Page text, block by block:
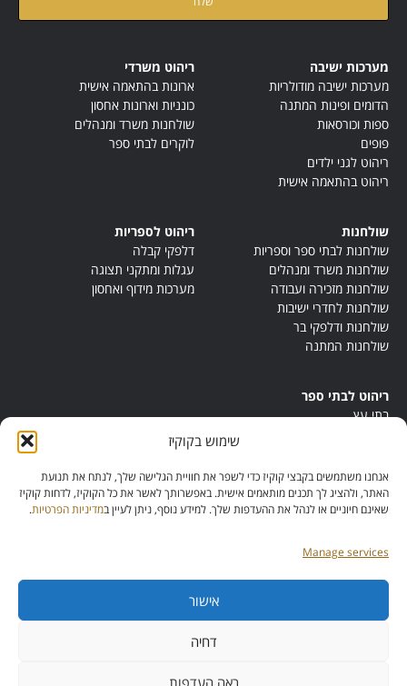
שימוש בקוקיז
אנחנו משתמשים בקבצי קוקיז כדי לשפר את חוויית הגלישה שלך, לנתח את תנועת
האתר, ולהציג לך תכנים מותאמים אישית. באפשרותך לאשר את כל הקוקיז, לדחות קוקיז
שאינם חיוניים או לנהל את ההעדפות שלך. למידע נוסף, ניתן לעיין במדיניות הפרטיות.
Manage services
אישור
דחיה
ראה העדפות
מערכות ישיבה
מערכות ישיבה מודולריות
הדומים ופינות המתנה
ספות וכורסאות
פופים
ריהוט לגני ילדים
ריהוט בהתאמה אישית
ריהוט משרדי
ארונות בהתאמה אישית
כונניות וארונות אחסון
שולחנות משרד ומנהלים
לוקרים לבתי ספר
שולחנות
שולחנות לבתי ספר וספריות
שולחנות משרד ומנהלים
שולחנות מזכירה ועבודה
שולחנות לחדרי ישיבות
שולחנות ודלפקי בר
שולחנות המתנה
ריהוט לספריות
דלפקי קבלה
עגלות ומתקני תצוגה
מערכות מידוף ואחסון
ריהוט לבתי ספר
בתי עץ
ריהוט מונטסורי
ריהוט אנתרופוסופי
מס’ ספק: